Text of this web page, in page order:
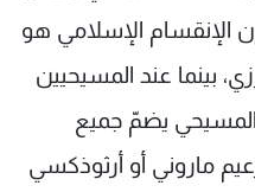
الإنقسام الإسلامي هو
بينما عند المسيحيين
يضمّ جميع
ماروني أو أرثوذكسي